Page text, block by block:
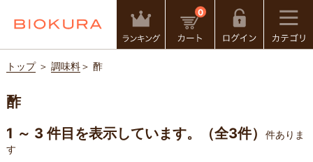
0
トップ ＞ 調味料＞ 酢
酢
1 ～ 3 件目を表示しています。（全3件）
件ありま
す